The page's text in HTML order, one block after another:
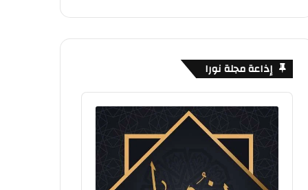
إذاعة مجلة نورا
Audio
Player